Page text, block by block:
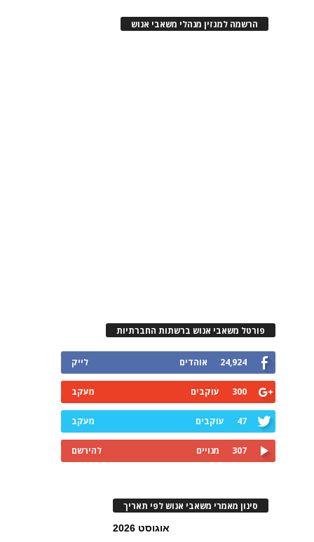
הרשמה למגזין מנהלי משאבי אנוש
פורטל משאבי אנוש ברשתות החברתיות
24,924 אוהדים לייק
300 עוקבים מעקב
47 עוקבים מעקב
307 מנויים להירשם
סינון מאמרי משאבי אנוש לפי תאריך
אוגוסט 2026